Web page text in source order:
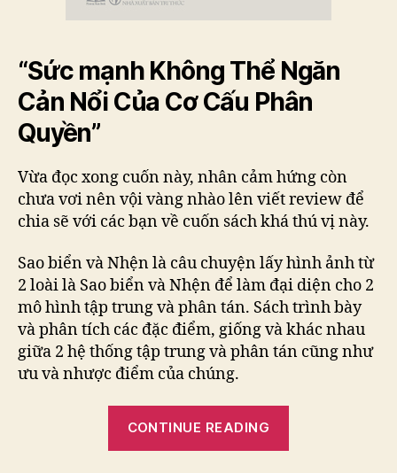
“Sức mạnh Không Thể Ngăn
Cản Nổi Của Cơ Cấu Phân
Quyền”
Vừa đọc xong cuốn này, nhân cảm hứng còn
chưa vơi nên vội vàng nhào lên viết review để
chia sẽ với các bạn về cuốn sách khá thú vị này.
Sao biển và Nhện là câu chuyện lấy hình ảnh từ
2 loài là Sao biển và Nhện để làm đại diện cho 2
mô hình tập trung và phân tán. Sách trình bày
và phân tích các đặc điểm, giống và khác nhau
giữa 2 hệ thống tập trung và phân tán cũng như
ưu và nhược điểm của chúng.
CONTINUE READING